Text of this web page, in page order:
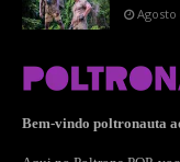
Agosto
Bem-vindo poltronauta